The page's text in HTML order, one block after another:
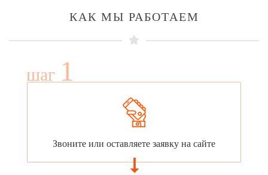
КАК МЫ РАБОТАЕМ
шаг 1
Звоните или оставляете заявку на сайте